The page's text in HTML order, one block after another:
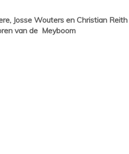
Josse Wouters en Christian
van de Meyboom